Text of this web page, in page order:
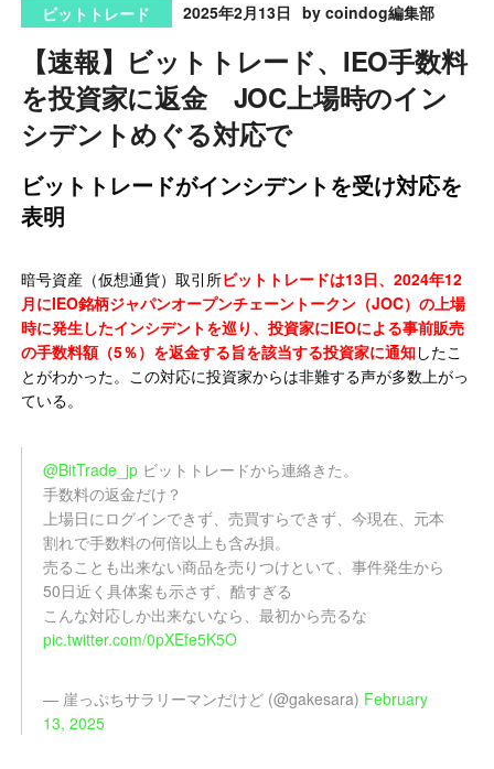
ビットトレード 2025年2月13日 by coindog編集部
【速報】ビットトレード、IEO手数料
を投資家に返金 JOC上場時のイン
シデントめぐる対応で
ビットトレードがインシデントを受け対応を
表明
暗号資産（仮想通貨）取引所ビットトレードは13日、2024年12
月にIEO銘柄ジャパンオープンチェーントークン（JOC）の上場
時に発生したインシデントを巡り、投資家にIEOによる事前販売
の手数料額（5％）を返金する旨を該当する投資家に通知したこ
とがわかった。この対応に投資家からは非難する声が多数上がっ
ている。
@BitTrade_jp ビットトレードから連絡きた。
手数料の返金だけ？
上場日にログインできず、売買すらできず、今現在、元本
割れで手数料の何倍以上も含み損。
売ることも出来ない商品を売りつけといて、事件発生から
50日近く具体案も示さず、酷すぎる
こんな対応しか出来ないなら、最初から売るな
pic.twitter.com/0pXEfe5K5O
— 崖っぷちサラリーマンだけど (@gakesara) February
13, 2025